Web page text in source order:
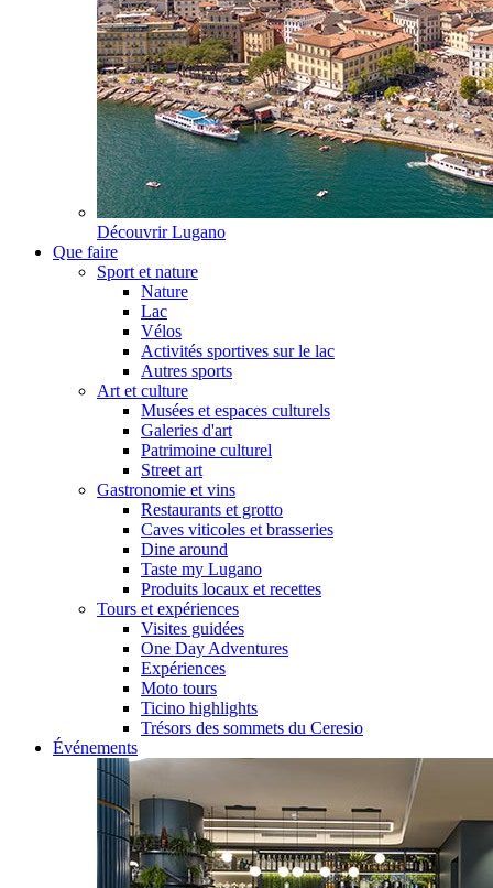
Découvrir Lugano
Que faire
Sport et nature
Nature
Lac
Vélos
Activités sportives sur le lac
Autres sports
Art et culture
Musées et espaces culturels
Galeries d'art
Patrimoine culturel
Street art
Gastronomie et vins
Restaurants et grotto
Caves viticoles et brasseries
Dine around
Taste my Lugano
Produits locaux et recettes
Tours et expériences
Visites guidées
One Day Adventures
Expériences
Moto tours
Ticino highlights
Trésors des sommets du Ceresio
Événements